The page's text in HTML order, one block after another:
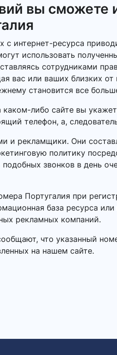
вы сможете
с интернет-ресурса
использовать
сотрудниками
вас или ваших близких
становится все
либо сайте вы
телефон, а,
и рекламщики. Они
политику
подобных звонков в день
Португалия при
база ресурса
рекламных компаний.
что указанный
на нашем сайте.